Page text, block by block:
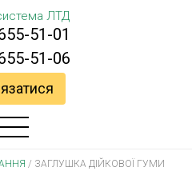
51-01
51-06
/ ЗАГЛУШКА ДІЙКОВОЇ ГУМИ